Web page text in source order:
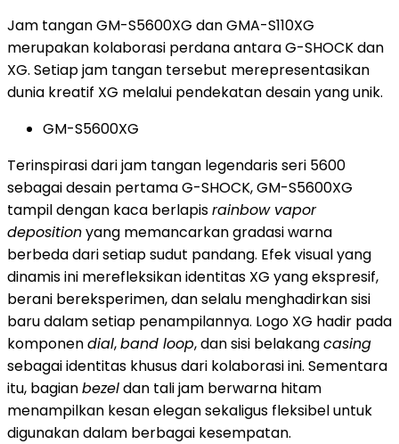
Jam tangan GM-S5600XG dan GMA-S110XG
merupakan kolaborasi perdana antara G-SHOCK dan
XG. Setiap jam tangan tersebut merepresentasikan
dunia kreatif XG melalui pendekatan desain yang unik.
GM-S5600XG
Terinspirasi dari jam tangan legendaris seri 5600
sebagai desain pertama G-SHOCK, GM-S5600XG
tampil dengan kaca berlapisrainbow vapor
depositionyang memancarkan gradasi warna
berbeda dari setiap sudut pandang. Efek visual yang
dinamis ini merefleksikan identitas XG yang ekspresif,
berani bereksperimen, dan selalu menghadirkan sisi
baru dalam setiap penampilannya. Logo XG hadir pada
komponendial,band loop, dan sisi belakangcasing
sebagai identitas khusus dari kolaborasi ini. Sementara
itu, bagianbezeldan tali jam berwarna hitam
menampilkan kesan elegan sekaligus fleksibel untuk
digunakan dalam berbagai kesempatan.